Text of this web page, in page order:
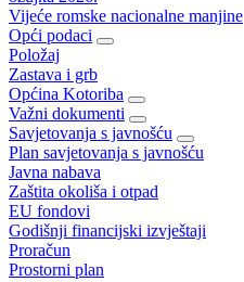
Vijeće romske nacionalne manjine
Opći podaci
Položaj
Zastava i grb
Općina Kotoriba
Važni dokumenti
Savjetovanja s javnošću
Plan savjetovanja s javnošću
Javna nabava
Zaštita okoliša i otpad
EU fondovi
Godišnji financijski izvještaji
Proračun
Prostorni plan